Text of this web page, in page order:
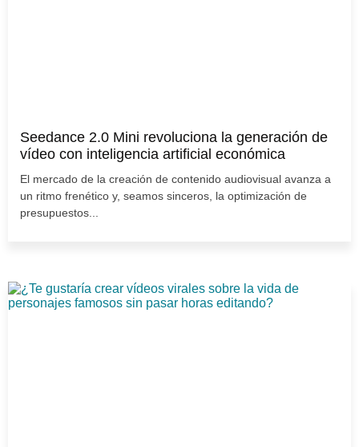
Seedance 2.0 Mini revoluciona la generación de
vídeo con inteligencia artificial económica
El mercado de la creación de contenido audiovisual avanza a
un ritmo frenético y, seamos sinceros, la optimización de
presupuestos...